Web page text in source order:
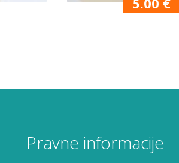
Pravne informacije